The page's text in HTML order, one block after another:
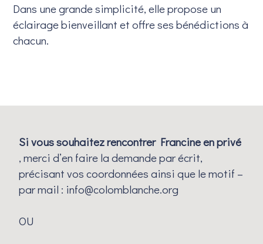
Dans une grande simplicité, elle propose un
éclairage bienveillant et offre ses bénédictions à
chacun.
Si vous souhaitez rencontrer Francine en privé
, merci d’en faire la demande par écrit,
précisant vos coordonnées ainsi que le motif –
par mail : info@colomblanche.org
OU